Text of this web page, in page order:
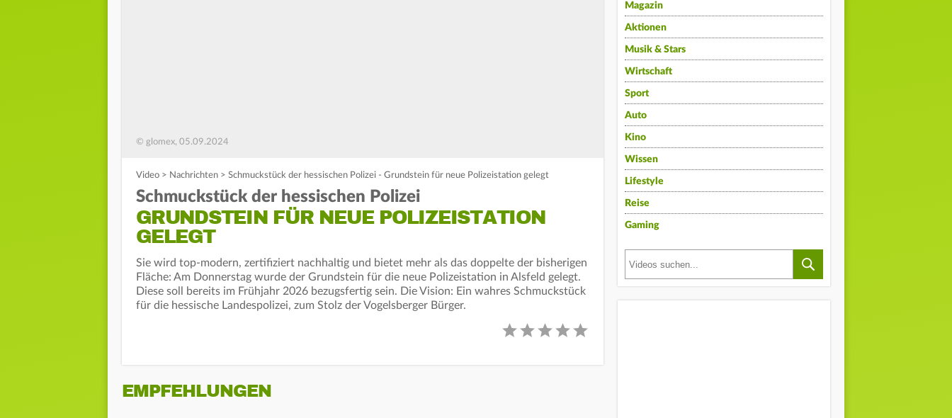
© glomex, 05.09.2024
Video > Nachrichten > Schmuckstück der hessischen Polizei - Grundstein für neue Polizeistation gelegt
Schmuckstück der hessischen Polizei
GRUNDSTEIN FÜR NEUE POLIZEISTATION
GELEGT
Sie wird top-modern, zertifiziert nachhaltig und bietet mehr als das doppelte der bisherigen
Fläche: Am Donnerstag wurde der Grundstein für die neue Polizeistation in Alsfeld gelegt.
Diese soll bereits im Frühjahr 2026 bezugsfertig sein. Die Vision: Ein wahres Schmuckstück
für die hessische Landespolizei, zum Stolz der Vogelsberger Bürger.
EMPFEHLUNGEN
Magazin
Aktionen
Musik & Stars
Wirtschaft
Sport
Auto
Kino
Wissen
Lifestyle
Reise
Gaming